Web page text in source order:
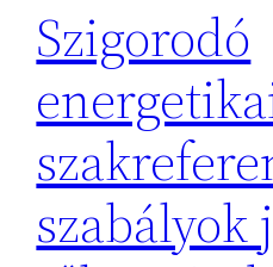
Szigorodó
szabályok